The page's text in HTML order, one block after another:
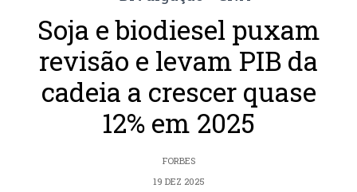
Soja e biodiesel puxam
revisão e levam PIB da
cadeia a crescer quase
12% em 2025
FORBES
19 DEZ 2025